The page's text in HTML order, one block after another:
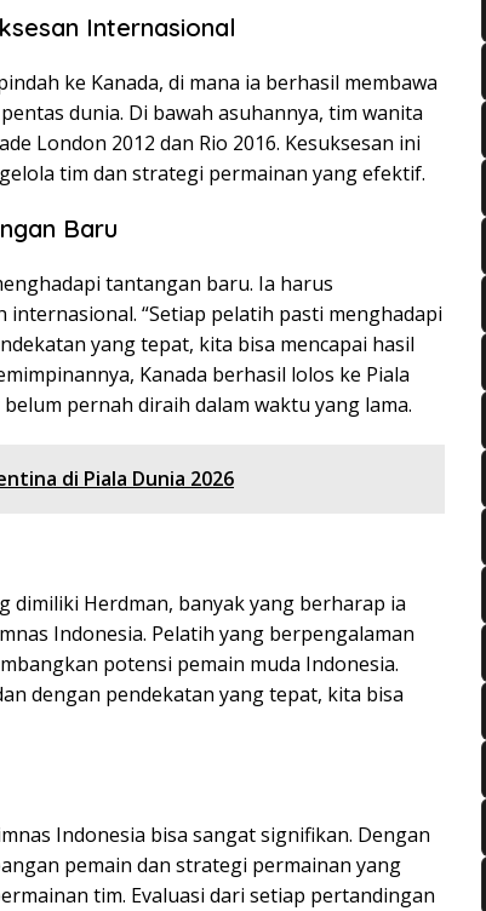
Internasional
ke Kanada, di mana ia berhasil membawa
dunia. Di bawah asuhannya, tim wanita
London 2012 dan Rio 2016. Kesuksesan ini
tim dan strategi permainan yang efektif.
Baru
tantangan baru. Ia harus
“Setiap pelatih pasti menghadapi
yang tepat, kita bisa mencapai hasil
Kanada berhasil lolos ke Piala
pernah diraih dalam waktu yang lama.
di Piala Dunia 2026
dimiliki Herdman, banyak yang berharap ia
Indonesia. Pelatih yang berpengalaman
potensi pemain muda Indonesia.
dengan pendekatan yang tepat, kita bisa
Indonesia bisa sangat signifikan. Dengan
pemain dan strategi permainan yang
tim. Evaluasi dari setiap pertandingan